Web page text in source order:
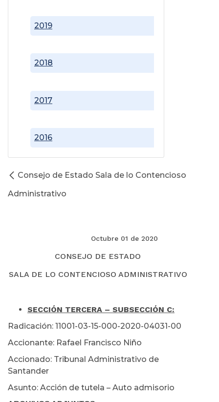
2016
2017
2018
2019
Consejo de Estado Sala de lo Contencioso
Administrativo
Octubre 01 de 2020
CONSEJO DE ESTADO
SALA DE LO CONTENCIOSO ADMINISTRATIVO
SECCIÓN TERCERA – SUBSECCIÓN C:
Radicación: 11001-03-15-000-2020-04031-00
Accionante: Rafael Francisco Niño
Accionado: Tribunal Administrativo de
Santander
Asunto: Acción de tutela – Auto admisorio